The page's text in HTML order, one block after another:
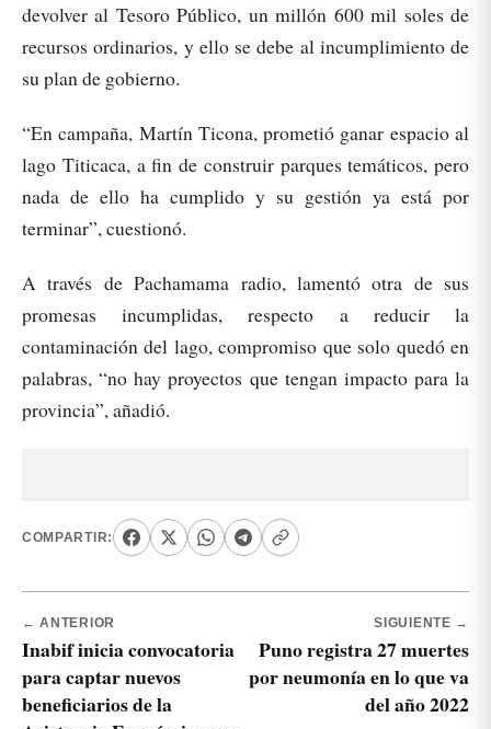
devolver al Tesoro Público, un millón 600 mil soles de
recursos ordinarios, y ello se debe al incumplimiento de
su plan de gobierno.
“En campaña, Martín Ticona, prometió ganar espacio al
lago Titicaca, a fin de construir parques temáticos, pero
nada de ello ha cumplido y su gestión ya está por
terminar”, cuestionó.
A través de Pachamama radio, lamentó otra de sus
promesas incumplidas, respecto a reducir la
contaminación del lago, compromiso que solo quedó en
palabras, “no hay proyectos que tengan impacto para la
provincia”, añadió.
COMPARTIR:
← ANTERIOR
Inabif inicia convocatoria
para captar nuevos
beneficiarios de la
SIGUIENTE →
Puno registra 27 muertes
por neumonía en lo que va
del año 2022